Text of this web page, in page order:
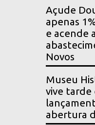
Açude
apenas
e acende
Novos
Museu
vive tarde
abertura